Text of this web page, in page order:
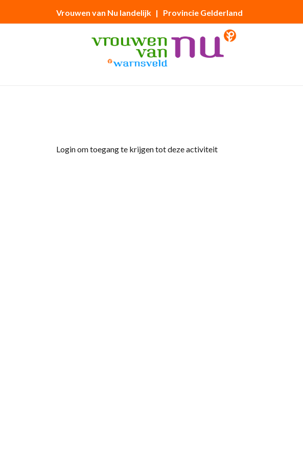
Vrouwen van Nu landelijk | Provincie Gelderland
Login om toegang te krijgen tot deze activiteit